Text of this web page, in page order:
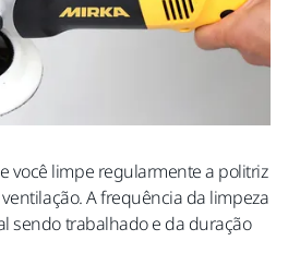
você limpe regularmente a politriz
A frequência da limpeza
sendo trabalhado e da duração